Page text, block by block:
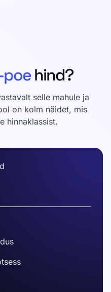
hind?
selle mahule ja
on kolm näidet, mis
hinnaklassist.